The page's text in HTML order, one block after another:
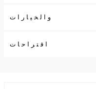
والخيارات
اقتراحات